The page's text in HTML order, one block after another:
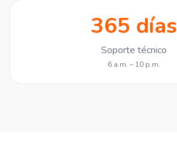
365 días
Soporte técnico
6 a.m. – 10 p.m.